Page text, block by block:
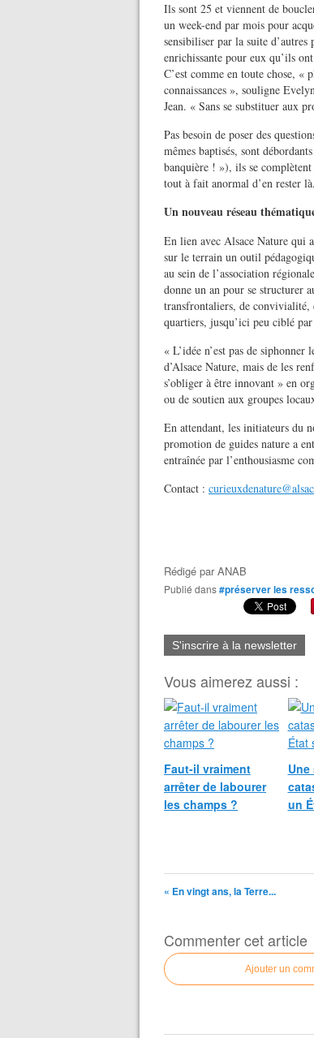
Ils sont 25 et viennent de
un week-end par mois pour
sensibiliser par la suite d’autres
enrichissante pour eux qu’ils
C’est comme en toute chose, «
connaissances », souligne
Jean. « Sans se substituer aux
Pas besoin de poser des
mêmes baptisés, sont
banquière ! »), ils se
tout à fait anormal d’en rester là.
Un nouveau réseau
En lien avec Alsace Nature qui
sur le terrain un outil
au sein de l’association
donne un an pour se structurer
transfrontaliers, de convivialité,
quartiers, jusqu’ici peu ciblé
« L’idée n’est pas de
d’Alsace Nature, mais de les
s’obliger à être innovant » en
ou de soutien aux groupes
En attendant, les initiateurs du
promotion de guides nature a
entraînée par l’enthousiasme
Contact :
Rédigé parANAB
Publié dans#préserver les
S'inscrire à la newsletter
Vous aimerez aussi :
Faut‑il vraiment
arrêter de labourer
les champs ?
Une
un
« En vingt ans, la Terre...
Commenter cet article
Ajouter un